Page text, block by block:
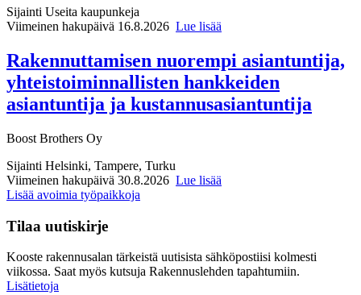
Sijainti Useita kaupunkeja
Viimeinen hakupäivä 16.8.2026 Lue lisää
Rakennuttamisen nuorempi asiantuntija,
yhteistoiminnallisten hankkeiden
asiantuntija ja kustannusasiantuntija
Boost Brothers Oy
Sijainti Helsinki, Tampere, Turku
Viimeinen hakupäivä 30.8.2026 Lue lisää
Lisää avoimia työpaikkoja
Tilaa uutiskirje
Kooste rakennusalan tärkeistä uutisista sähköpostiisi kolmesti
viikossa. Saat myös kutsuja Rakennuslehden tapahtumiin.
Lisätietoja